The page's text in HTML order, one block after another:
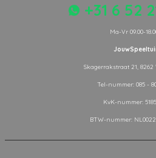
+31 6 52
Ma-Vr 09.00-
Skagerrakstraat 21, 8262
Tel-nummer: 085 -
KvK-nummer:
BTW-nummer: